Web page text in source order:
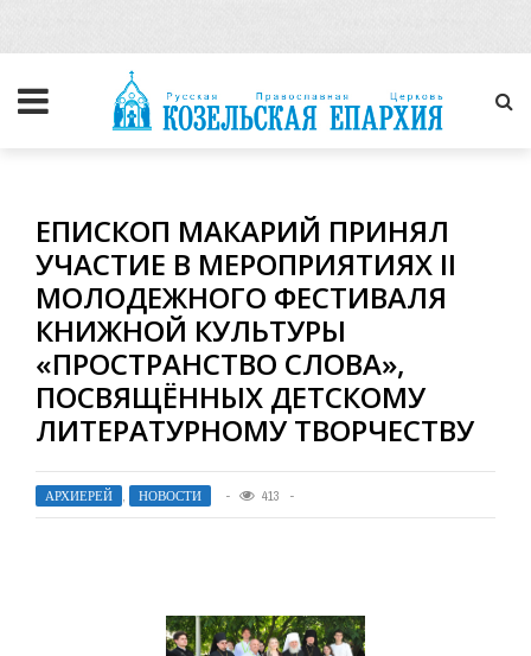
ЕПИСКОП МАКАРИЙ ПРИНЯЛ
УЧАСТИЕ В МЕРОПРИЯТИЯХ II
МОЛОДЕЖНОГО ФЕСТИВАЛЯ
КНИЖНОЙ КУЛЬТУРЫ
«ПРОСТРАНСТВО СЛОВА»,
ПОСВЯЩЁННЫХ ДЕТСКОМУ
ЛИТЕРАТУРНОМУ ТВОРЧЕСТВУ
АРХИЕРЕЙ , НОВОСТИ 413